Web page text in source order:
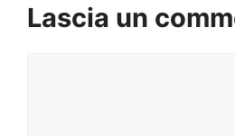
Lascia un